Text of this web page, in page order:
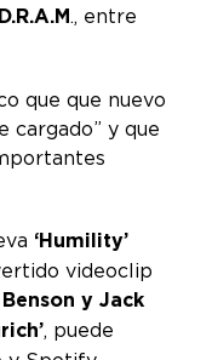
., entre
que que nuevo
cargado” y que
‘Humility’
videoclip
y Jack
, puede